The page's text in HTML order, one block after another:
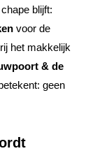
blijft:
voor de
het makkelijk
& de
geen